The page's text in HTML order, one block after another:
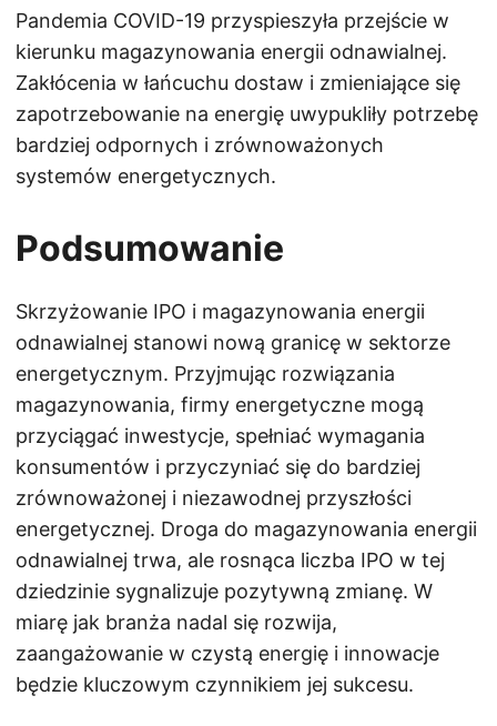
Pandemia COVID-19 przyspieszyła przejście w
kierunku magazynowania energii odnawialnej.
Zakłócenia w łańcuchu dostaw i zmieniające się
zapotrzebowanie na energię uwypukliły potrzebę
bardziej odpornych i zrównoważonych
systemów energetycznych.
Podsumowanie
Skrzyżowanie IPO i magazynowania energii
odnawialnej stanowi nową granicę w sektorze
energetycznym. Przyjmując rozwiązania
magazynowania, firmy energetyczne mogą
przyciągać inwestycje, spełniać wymagania
konsumentów i przyczyniać się do bardziej
zrównoważonej i niezawodnej przyszłości
energetycznej. Droga do magazynowania energii
odnawialnej trwa, ale rosnąca liczba IPO w tej
dziedzinie sygnalizuje pozytywną zmianę. W
miarę jak branża nadal się rozwija,
zaangażowanie w czystą energię i innowacje
będzie kluczowym czynnikiem jej sukcesu.